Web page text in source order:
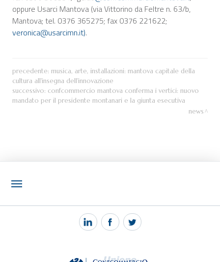
oppure Usarci Mantova (via Vittorino da Feltre n. 63/b,
Mantova; tel. 0376 365275; fax 0376 221622;
veronica@usarcimn.it).
precedente: musica, arte, installazioni: mantova capitale della
cultura all'insegna dell'innovazione
successivo: confcommercio mantova conferma i vertici: nuovo
mandato per il presidente montanari e la giunta esecutiva
news
NOTIZIE
PEC MANTOVA MAIL